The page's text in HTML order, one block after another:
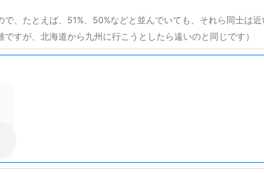
、たとえば、51%、50%などと並んでいても、それら同士は近
すが、北海道から九州に行こうとしたら遠いのと同じです）